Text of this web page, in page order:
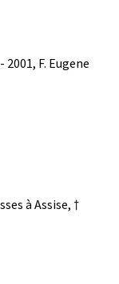
F. Eugene
à Assise, †